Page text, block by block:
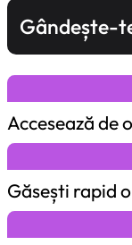
Gândește-
Accesează de
Găsești rapid